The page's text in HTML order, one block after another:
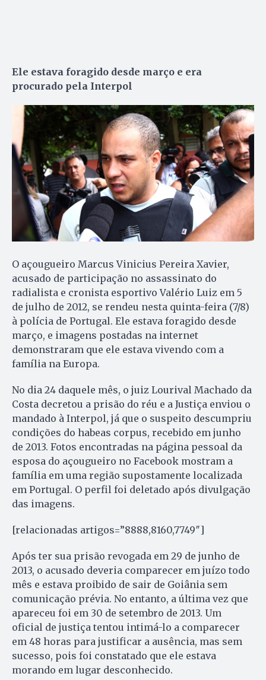
Ele estava foragido desde março e era
procurado pela Interpol
O açougueiro Marcus Vinicius Pereira Xavier,
acusado de participação no assassinato do
radialista e cronista esportivo Valério Luiz em 5
de julho de 2012, se rendeu nesta quinta-feira (7/8)
à polícia de Portugal. Ele estava foragido desde
março, e imagens postadas na internet
demonstraram que ele estava vivendo com a
família na Europa.
No dia 24 daquele mês, o juiz Lourival Machado da
Costa decretou a prisão do réu e a Justiça enviou o
mandado à Interpol, já que o suspeito descumpriu
condições do habeas corpus, recebido em junho
de 2013. Fotos encontradas na página pessoal da
esposa do açougueiro no Facebook mostram a
família em uma região supostamente localizada
em Portugal. O perfil foi deletado após divulgação
das imagens.
[relacionadas artigos=”8888,8160,7749″]
Após ter sua prisão revogada em 29 de junho de
2013, o acusado deveria comparecer em juízo todo
mês e estava proibido de sair de Goiânia sem
comunicação prévia. No entanto, a última vez que
apareceu foi em 30 de setembro de 2013. Um
oficial de justiça tentou intimá-lo a comparecer
em 48 horas para justificar a ausência, mas sem
sucesso, pois foi constatado que ele estava
morando em lugar desconhecido.